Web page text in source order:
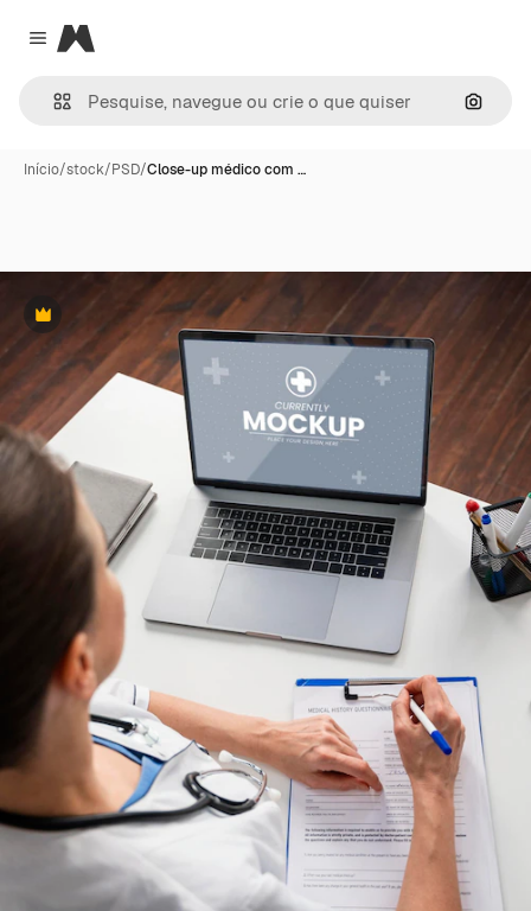
Close menu
Magnific
Início/stock/PSD/Close-up médico com …
Premium